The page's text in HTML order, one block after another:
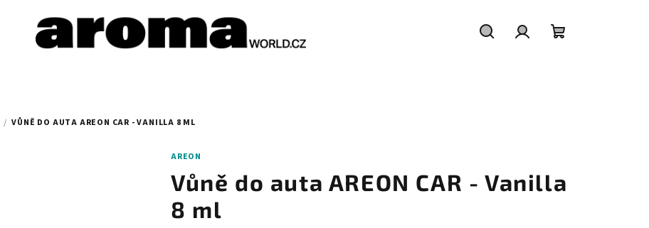
/ VŮNĚ DO AUTA AREON CAR - VANILLA 8 ML
AREON
Vůně do auta AREON CAR - Vanilla
8 ml